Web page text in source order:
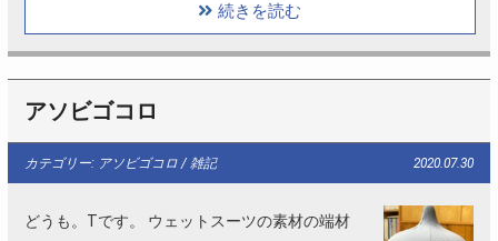
続きを読む
アソビゴコロ
カテゴリー: アソビゴコロ / 雑記 2020.07.30
どうも。Tです。 ウェットスーツの素材の端材